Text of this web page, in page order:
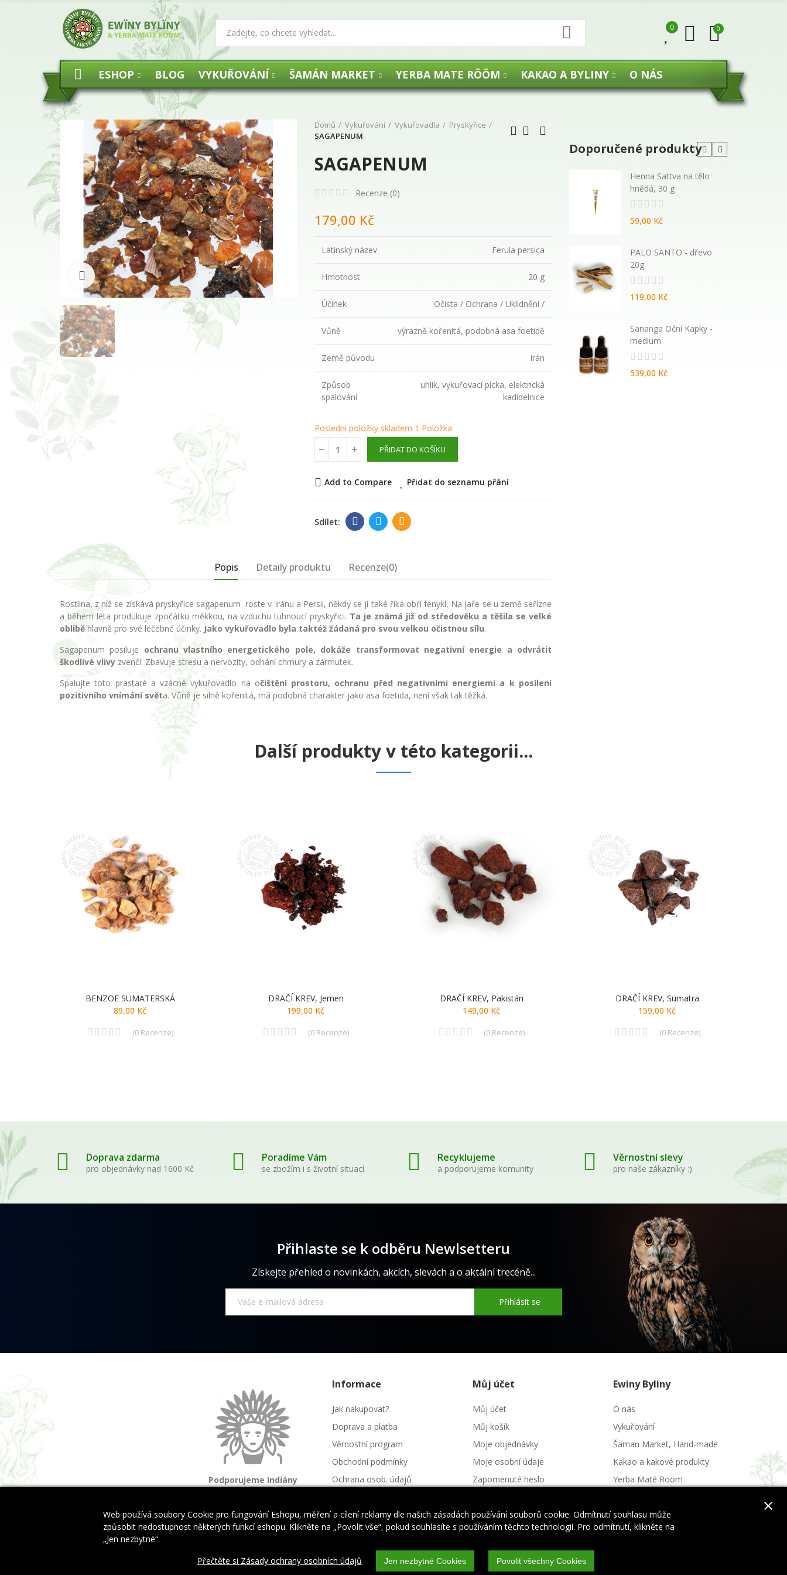
0 0
ESHOP BLOG VYKUŘOVÁNÍ ŠAMÁN MARKET YERBA MATE RÖÖM KAKAO A BYLINY O NÁS
Klikněte pro zvětšení
Domů Vykuřování Vykuřovadla
Pryskyřice
SAGAPENUM
SAGAPENUM
Recenze (0)
179,00 Kč
Latinský název Ferula persica
Hmotnost 20 g
Účinek Očista / Ochrana / Uklidnění /
Vůně výrazně kořenitá, podobná asa foetidě
Země původu Irán
Způsob
spalování
uhlík, vykuřovací pícka, elektrická
kadidelnice
Poslední položky skladem 1 Položka
PŘIDAT DO KOŠÍKU
Add to Compare Přidat do seznamu přání
Popis Detaily produktu Recenze(0)
Rostlina, z níž se získává pryskyřice sagapenum roste v Iránu a Persii, někdy se jí také říká obří fenykl, Na jaře se u země seřízne
a během léta produkuje zpočátku měkkou, na vzduchu tuhnoucí pryskyřici. Ta je známá již od středověku a těšila se velké
oblibě hlavně pro své léčebné účinky. Jako vykuřovadlo byla taktéž žádaná pro svou velkou očistnou sílu.
Sagapenum posiluje ochranu vlastního energetického pole, dokáže transformovat negativní energie a odvrátit
škodlivé vlivy zvenčí. Zbavuje stresu a nervozity, odhání chmury a zármutek.
Spalujte toto prastaré a vzácné vykuřovadlo na očištění prostoru, ochranu před negativními energiemi a k posílení
pozitivního vnímání světa. Vůně je silně kořenitá, má podobná charakter jako asa foetida, není však tak těžká.
Doporučené produkty
Agua de Florida 270 ml -
WAYUSA GREEN natural
210,00 Kč
Henna Sattva na tělo
hnědá, 30 g
59,00 Kč
PALO SANTO - dřevo
20g
119,00 Kč
Sananga Oční Kapky -
medium
539,00 Kč
Další produkty v této kategorii...
BENZOE SUMATERSKÁ
89,00 Kč
(0Recenze)
DRAČÍ KREV, Jemen
199,00 Kč
(0Recenze)
DRAČÍ KREV, Pakistán
149,00 Kč
(0Recenze)
DRAČÍ KREV, Sumatra
159,00 Kč
(0Recenze)
Doprava zdarma
pro objednávky nad 1600 Kč
Poradíme Vám
se zbožím i s životní situací
Recyklujeme
a podporujeme komunity
Věrnostní slevy
pro naše zákazníky :)
Přihlaste se k odběru Newlsetteru
Získejte přehled o novinkách, akcích, slevách a o aktální trecéně...
Přihlásit se
Podporujeme Indiány
a domorodé kmeny
Informace
Jak nakupovat?
Doprava a platba
Věrnostní program
Obchodní podmínky
Ochrana osob. údajů
Můj účet
Můj účet
Můj košík
Moje objednávky
Moje osobní údaje
Zapomenuté heslo
Ewiny Byliny
O nás
Vykuřování
Šaman Market, Hand-made
Kakao a kakové produkty
Yerba Maté Room
Copyright © 2024 EwinyByliny.cz. All Rights Reserved.
close
Web používá soubory Cookie pro fungování Eshopu, měření a cílení reklamy dle našich zásadách používání souborů cookie. Odmítnutí souhlasu může
způsobit nedostupnost některých funkcí eshopu. Klikněte na „Povolit vše“, pokud souhlasíte s používáním těchto technologií. Pro odmítnutí, klikněte na
„Jen nezbytné“.
Přečtěte si Zásady ochrany osobních údajů
Jen nezbytné Cookies Povolit všechny Cookies